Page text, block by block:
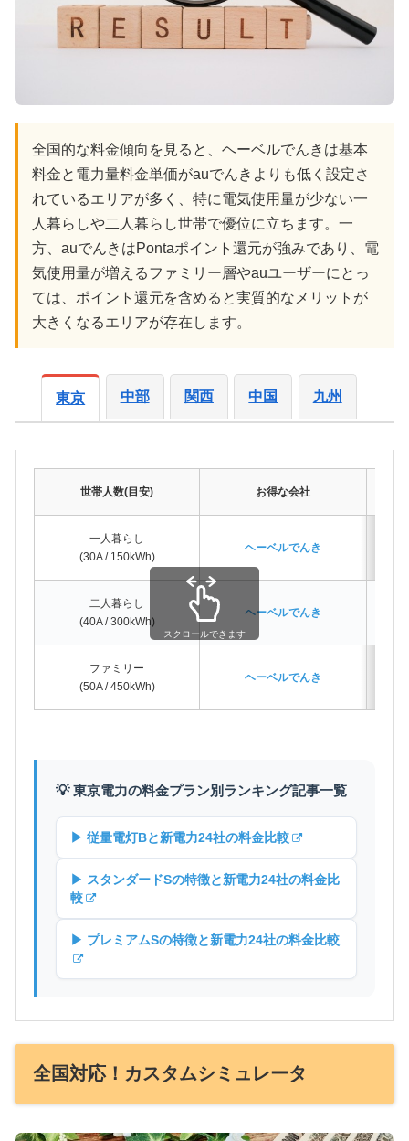
全国的な料金傾向を見ると、ヘーベルでんきは基本
料金と電力量料金単価がauでんきよりも低く設定さ
れているエリアが多く、特に電気使用量が少ない一
人暮らしや二人暮らし世帯で優位に立ちます。一
方、auでんきはPontaポイント還元が強みであり、電
気使用量が増えるファミリー層やauユーザーにとっ
ては、ポイント還元を含めると実質的なメリットが
大きくなるエリアが存在します。
東京 中部 関西 中国 九州
世帯人数(目安) お得な会社
一人暮らし
(30A / 150kWh)
ヘーベルでんき
二人暮らし
(40A / 300kWh)
ヘーベルでんき
ファミリー
(50A / 450kWh)
ヘーベルでんき
スクロールできます
💡 東京電力の料金プラン別ランキング記事一覧
▶ 従量電灯Bと新電力24社の料金比較
▶ スタンダードSの特徴と新電力24社の料金比
較
▶ プレミアムSの特徴と新電力24社の料金比較
全国対応！カスタムシミュレータ